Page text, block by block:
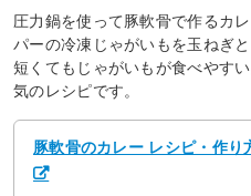
圧力鍋を使って豚軟骨で作るカ
パーの冷凍じゃがいもを玉ねぎ
短くてもじゃがいもが食べやす
気のレシピです。
豚軟骨のカレー レシピ・作